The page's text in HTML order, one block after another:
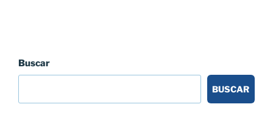
Buscar
BUSCAR